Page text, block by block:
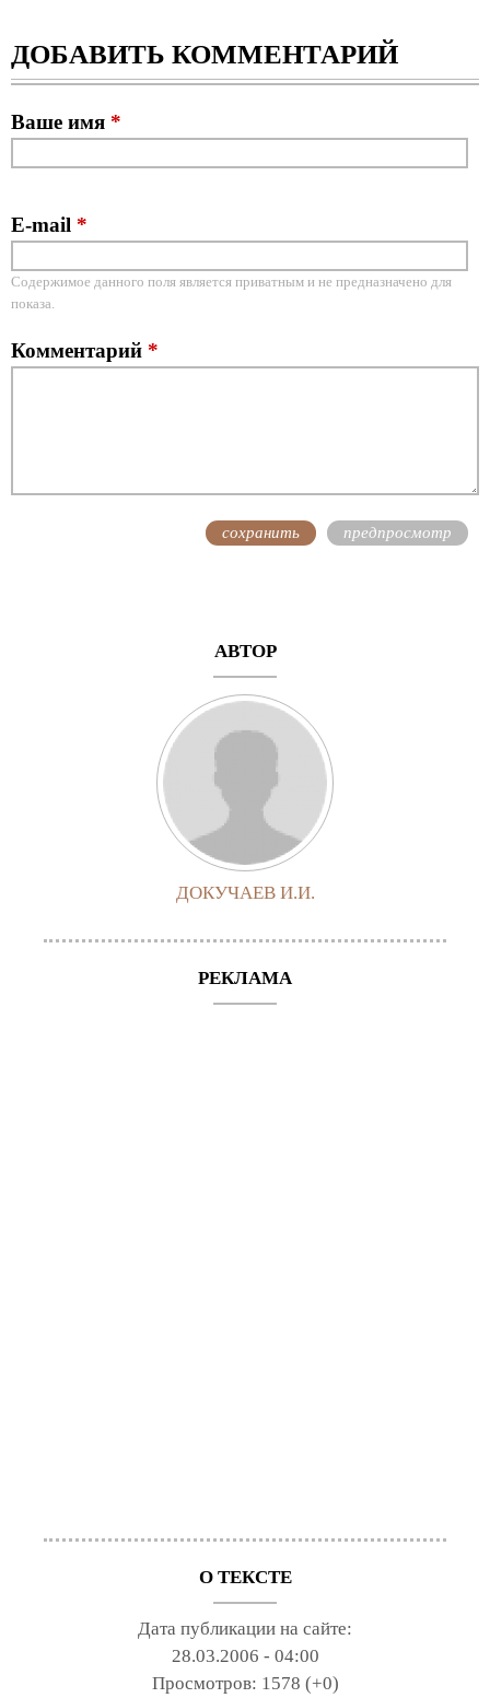
ДОБАВИТЬ КОММЕНТАРИЙ
Ваше имя *
E-mail *
Содержимое данного поля является приватным и не предназначено для
показа.
Комментарий *
АВТОР
ДОКУЧАЕВ И.И.
РЕКЛАМА
О ТЕКСТЕ
Дата публикации на сайте:
28.03.2006 - 04:00
Просмотров: 1578 (+0)